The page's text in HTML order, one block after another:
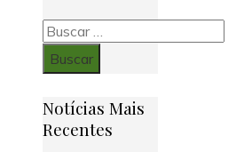
Buscar:
Notícias Mais
Recentes